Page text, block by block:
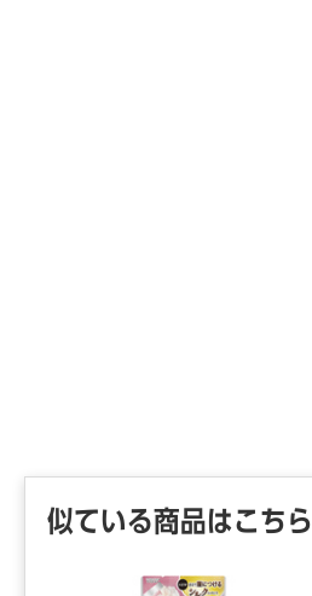
似ている商品はこちら